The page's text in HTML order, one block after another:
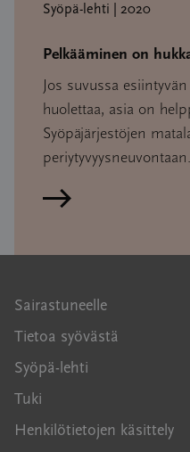
Syöpä-lehti | 2020
Pelkääminen on
Jos suvussa
huolettaa, asia on
Syöpäjärjestöjen
periytyvyysneuvontaan.
Lue artikkeli
Sairastuneelle
Tietoa syövästä
Syöpä-lehti
Tuki
Henkilötietojen käsittely